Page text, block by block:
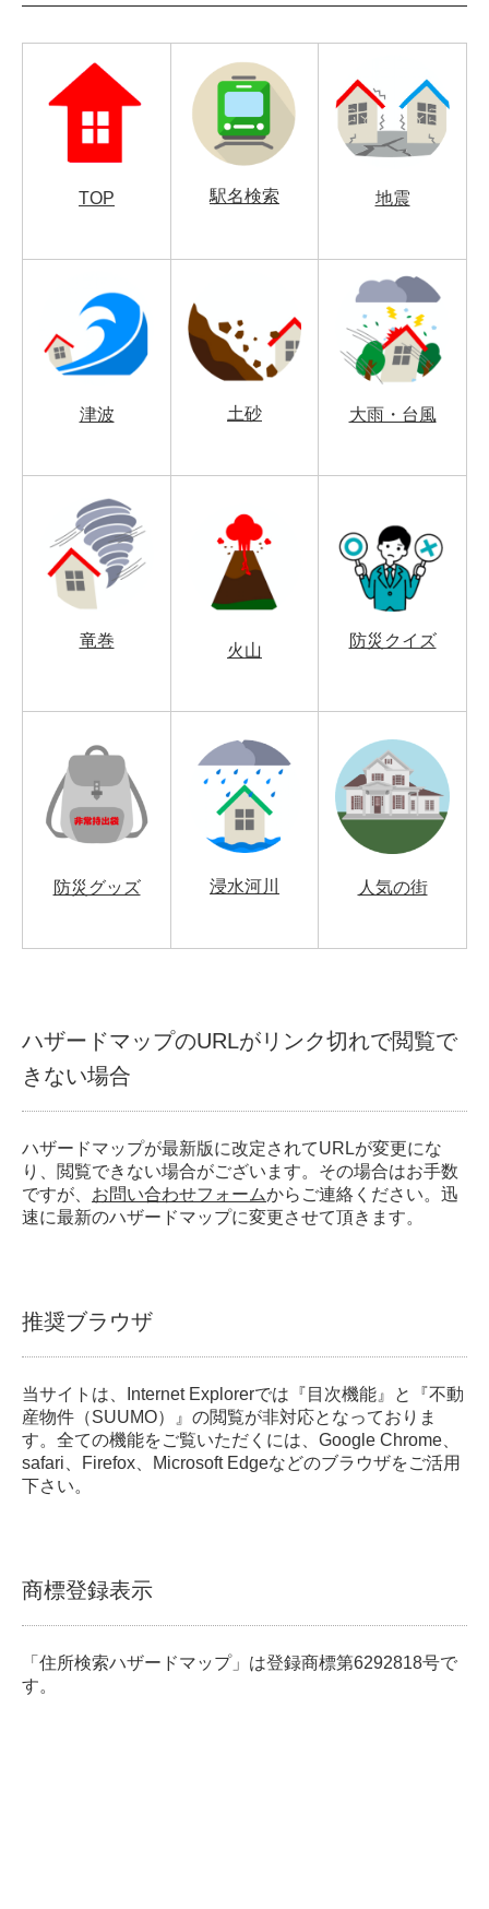
TOP 駅名検索 地震
津波 土砂 大雨・台風
竜巻
火山
防災クイズ
防災グッズ 浸水河川 人気の街
ハザードマップのURLがリンク切れで閲覧で
きない場合
ハザードマップが最新版に改定されてURLが変更にな
り、閲覧できない場合がございます。その場合はお手数
ですが、 お問い合わせフォームからご連絡ください。迅
速に最新のハザードマップに変更させて頂きます。
推奨ブラウザ
当サイトは、Internet Explorerでは『目次機能』と『不動
産物件（SUUMO）』の閲覧が非対応となっておりま
す。全ての機能をご覧いただくには、Google Chrome、
safari、Firefox、Microsoft Edgeなどのブラウザをご活用
下さい。
商標登録表示
「住所検索ハザードマップ」は登録商標第6292818号で
す。